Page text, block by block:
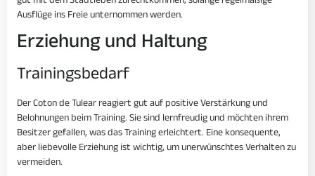
Ausflüge ins Freie unternommen werden.
Erziehung und Haltung
Trainingsbedarf
Der Coton de Tulear reagiert gut auf positive Verstärkung und
Belohnungen beim Training. Sie sind lernfreudig und möchten ihrem
Besitzer gefallen, was das Training erleichtert. Eine konsequente,
aber liebevolle Erziehung ist wichtig, um unerwünschtes Verhalten zu
vermeiden.